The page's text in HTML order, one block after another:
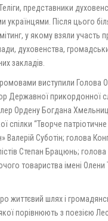
представники
українцями. Після цього
мітинг, у якому взяли участь
духовенства,
закладів.
виступили Голова
Державної прикордонної
Ордену Богдана
спілки “Творче
Валерій Суботін; голова
Степан Брацюнь; голова
товариства імені Олени
життєвий шлях і
порівнюють з поезією